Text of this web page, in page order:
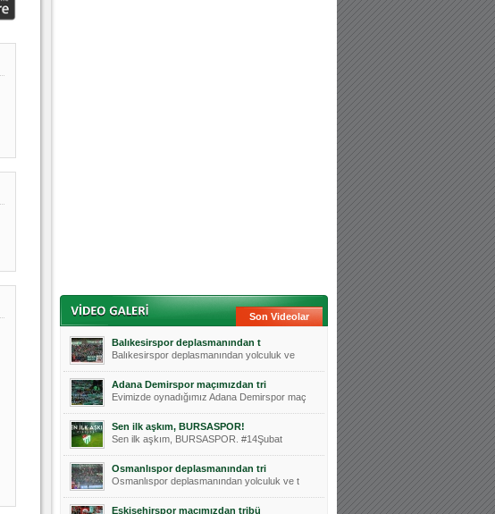
Son Videolar
Balıkesirspor deplasmanından t
Balıkesirspor deplasmanından yolculuk ve
Adana Demirspor maçımızdan tri
Evimizde oynadığımız Adana Demirspor maç
Sen ilk aşkım, BURSASPOR!
Sen ilk aşkım, BURSASPOR. #14Şubat
Osmanlıspor deplasmanından tri
Osmanlıspor deplasmanından yolculuk ve t
Eskişehirspor maçımızdan tribü